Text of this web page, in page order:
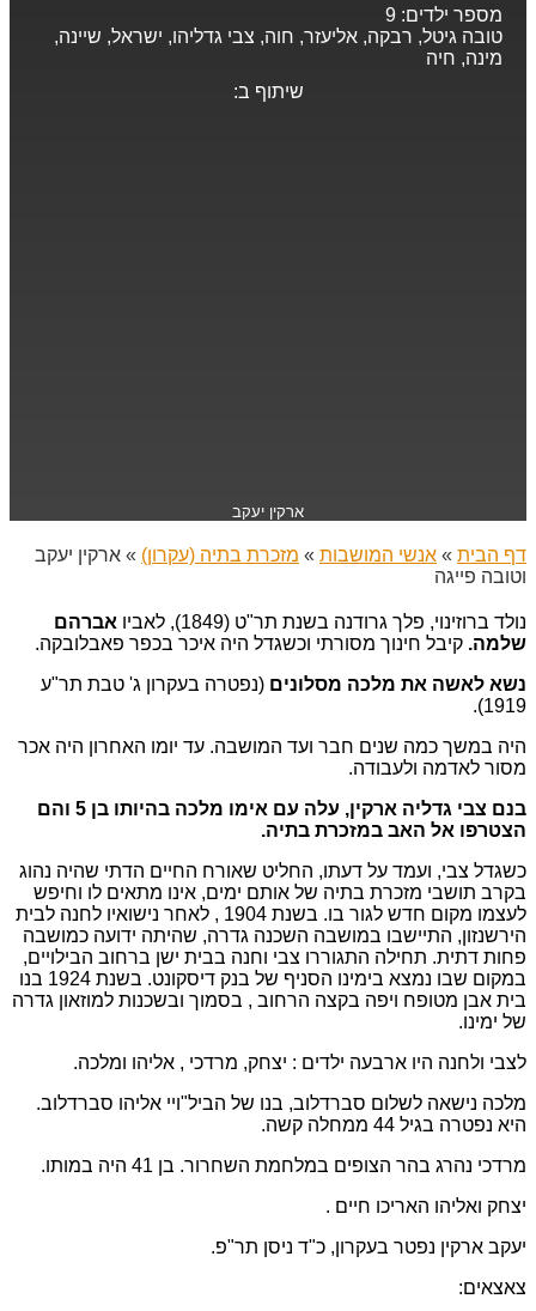
מספר ילדים: 9
טובה גיטל, רבקה, אליעזר, חוה, צבי גדליהו, ישראל, שיינה,
מינה, חיה
שיתוף ב:
ארקין יעקב
דף הבית » אנשי המושבות » מזכרת בתיה (עקרון) » ארקין יעקב
וטובה פייגה
נולד ברוזינוי, פלך גרודנה בשנת תר"ט (1849), לאביו
אברהם
שלמה. קיבל חינוך מסורתי וכשגדל היה איכר בכפר פאבלובקה.
נשא לאשה את מלכה מסלונים (נפטרה בעקרון ג' טבת תר"ע
1919).
היה במשך כמה שנים חבר ועד המושבה. עד יומו האחרון היה אכר
מסור לאדמה ולעבודה.
בנם צבי גדליה ארקין, עלה עם אימו מלכה בהיותו בן 5 והם
הצטרפו אל האב במזכרת בתיה.
כשגדל צבי, ועמד על דעתו, החליט שאורח החיים הדתי שהיה נהוג
בקרב תושבי מזכרת בתיה של אותם ימים, אינו מתאים לו וחיפש
לעצמו מקום חדש לגור בו. בשנת 1904 , לאחר נישואיו לחנה לבית
הירשנזון, התיישבו במושבה השכנה גדרה, שהיתה ידועה כמושבה
פחות דתית. תחילה התגוררו צבי וחנה בבית ישן ברחוב הבילויים,
במקום שבו נמצא בימינו הסניף של בנק דיסקונט. בשנת 1924 בנו
בית אבן מטופח ויפה בקצה הרחוב , בסמוך ובשכנות למוזאון גדרה
של ימינו.
לצבי ולחנה היו ארבעה ילדים : יצחק, מרדכי , אליהו ומלכה.
מלכה נישאה לשלום סברדלוב, בנו של הביל"ויי אליהו סברדלוב.
היא נפטרה בגיל 44 ממחלה קשה.
מרדכי נהרג בהר הצופים במלחמת השחרור. בן 41 היה במותו.
יצחק ואליהו האריכו חיים .
יעקב ארקין נפטר בעקרון, כ"ד ניסן תר"פ.
צאצאים: